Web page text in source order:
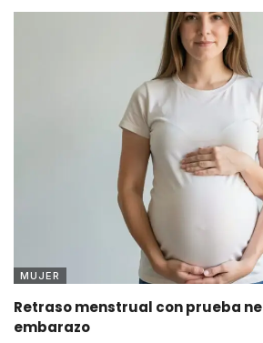
MUJER
Retraso menstrual con prueba
embarazo